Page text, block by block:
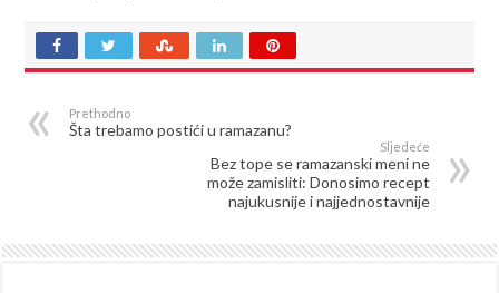
Prethodno
Šta trebamo postići u ramazanu?
Sljedeće
Bez tope se ramazanski meni ne
može zamisliti: Donosimo recept
najukusnije i najjednostavnije